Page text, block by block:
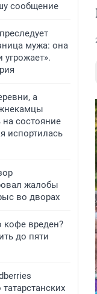
сообщение
мужа: она
угрожает».
а
состояние
испортилась
жалобы
во дворах
кофе вреден?
до пяти